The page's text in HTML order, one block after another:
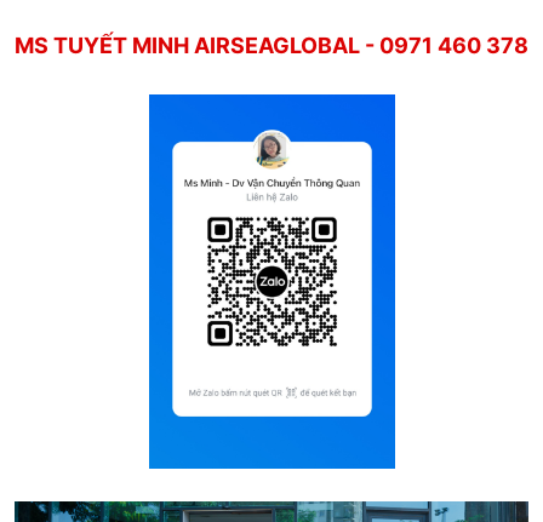
MS TUYẾT MINH AIRSEAGLOBAL - 0971 460 378